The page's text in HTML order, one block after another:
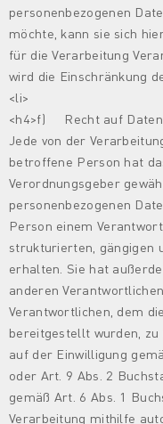
personenbezogenen
möchte, kann sie sich
für die Verarbeitung
wird die Einschränkung
<li>
<h4>f) Recht auf
Jede von der
betroffene Person hat
Verordnungsgeber
personenbezogenen
Person einem
strukturierten, gängigen
erhalten. Sie hat
anderen
Verantwortlichen, dem
bereitgestellt wurden,
auf der Einwilligung
oder Art. 9 Abs. 2
gemäß Art. 6 Abs. 1
Verarbeitung mithilfe